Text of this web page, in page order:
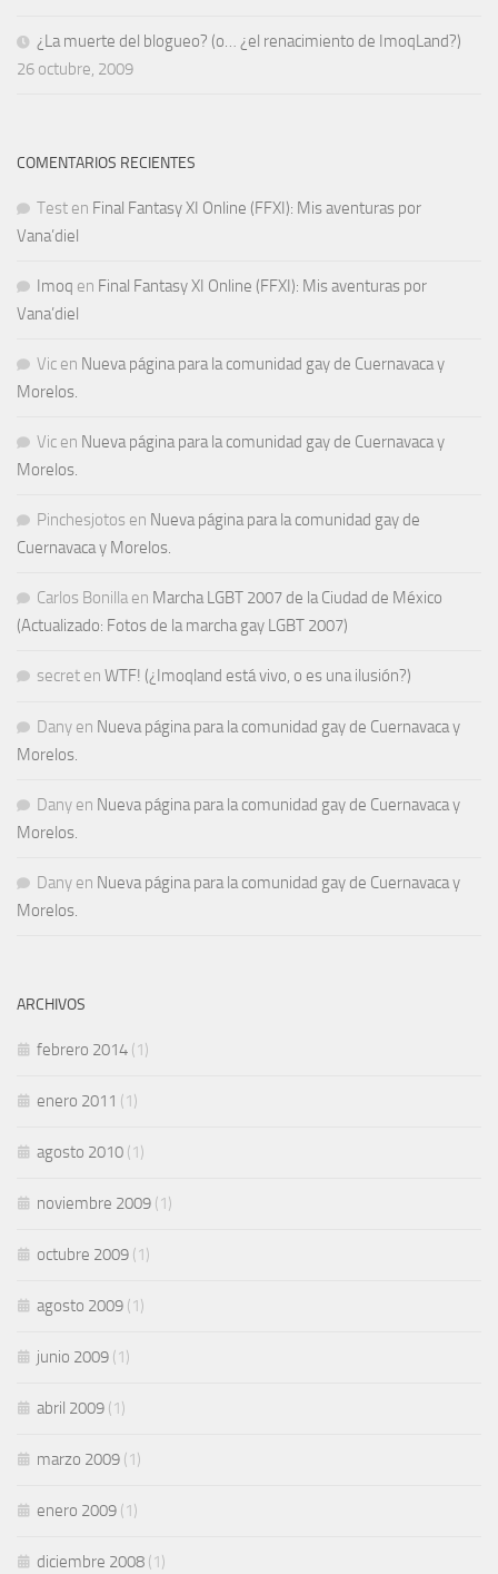
¿La muerte del blogueo? (o… ¿el renacimiento de ImoqLand?)
26 octubre, 2009
COMENTARIOS RECIENTES
Test en Final Fantasy XI Online (FFXI): Mis aventuras por
Vana’diel
Imoq en Final Fantasy XI Online (FFXI): Mis aventuras por
Vana’diel
Vic en Nueva página para la comunidad gay de Cuernavaca y
Morelos.
Vic en Nueva página para la comunidad gay de Cuernavaca y
Morelos.
Pinchesjotos en Nueva página para la comunidad gay de
Cuernavaca y Morelos.
Carlos Bonilla en Marcha LGBT 2007 de la Ciudad de México
(Actualizado: Fotos de la marcha gay LGBT 2007)
secret en WTF! (¿Imoqland está vivo, o es una ilusión?)
Dany en Nueva página para la comunidad gay de Cuernavaca y
Morelos.
Dany en Nueva página para la comunidad gay de Cuernavaca y
Morelos.
Dany en Nueva página para la comunidad gay de Cuernavaca y
Morelos.
ARCHIVOS
febrero 2014 (1)
enero 2011 (1)
agosto 2010 (1)
noviembre 2009 (1)
octubre 2009 (1)
agosto 2009 (1)
junio 2009 (1)
abril 2009 (1)
marzo 2009 (1)
enero 2009 (1)
diciembre 2008 (1)